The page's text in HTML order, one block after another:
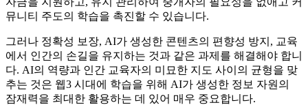
뮤니티 주도의 학습을 촉진할 수 있습니다.
그러나 정확성 보장, AI가 생성한 콘텐츠의 편향성 방지, 교육
에서 인간의 손길을 유지하는 것과 같은 과제를 해결해야 합니
다. AI의 역량과 인간 교육자의 미묘한 지도 사이의 균형을 맞
추는 것은 웹3 시대에 학습을 위해 AI가 생성한 정보 자원의
잠재력을 최대한 활용하는 데 있어 매우 중요합니다.